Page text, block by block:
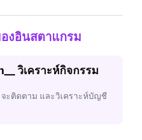
งอินสตาแกรม
วิเคราะห์กิจกรรม
จะติดตาม และวิเคราะห์บัญชี